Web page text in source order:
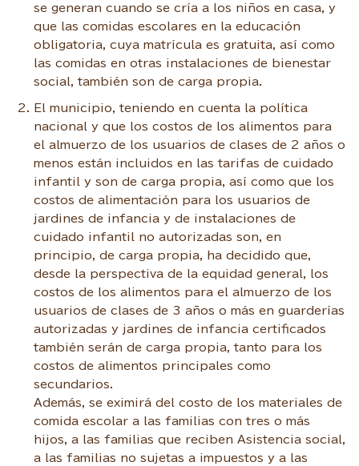
se generan cuando se cría a los niños en casa, y
que las comidas escolares en la educación
obligatoria, cuya matrícula es gratuita, así como
las comidas en otras instalaciones de bienestar
social, también son de carga propia.
El municipio, teniendo en cuenta la política
nacional y que los costos de los alimentos para
el almuerzo de los usuarios de clases de 2 años o
menos están incluidos en las tarifas de cuidado
infantil y son de carga propia, así como que los
costos de alimentación para los usuarios de
jardines de infancia y de instalaciones de
cuidado infantil no autorizadas son, en
principio, de carga propia, ha decidido que,
desde la perspectiva de la equidad general, los
costos de los alimentos para el almuerzo de los
usuarios de clases de 3 años o más en guarderías
autorizadas y jardines de infancia certificados
también serán de carga propia, tanto para los
costos de alimentos principales como
secundarios.
Además, se eximirá del costo de los materiales de
comida escolar a las familias con tres o más
hijos, a las familias que reciben Asistencia social,
a las familias no sujetas a impuestos y a las